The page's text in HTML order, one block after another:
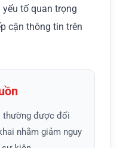
tố quan trọng
cận thông tin trên
thường được đối
nhằm giảm nguy